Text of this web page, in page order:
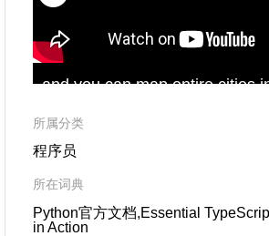
and you can map entire cities
mapping
places we're mapping
所属分类
程序员
所在词典
Python官方文档,Essential
in Action